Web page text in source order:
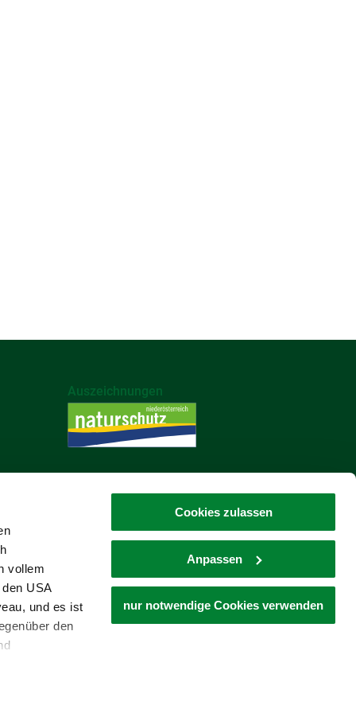
vollem
USA
und es ist
den
Cookies zulassen
Anpassen
nur notwendige Cookies verwenden
Auszeichnungen
Impressum Datenschutz